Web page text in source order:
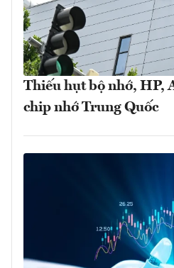
Thiếu hụt bộ nhớ, HP,
chip nhớ Trung Quốc